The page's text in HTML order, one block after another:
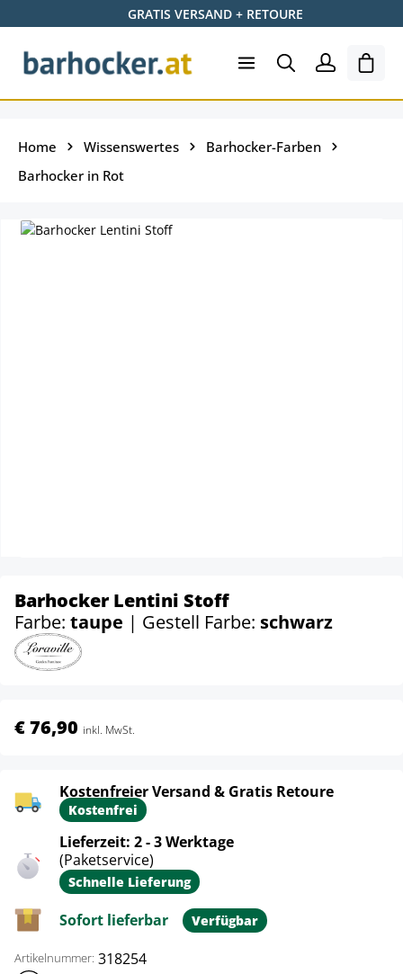
Zum Hauptinhalt springenGRATIS VERSAND + RETOURE
Home Wissenswertes
Barhocker-Farben
Barhocker in Rot
Barhocker Lentini Stoff
Farbe: taupe | Gestell Farbe: schwarz
€ 76,90 inkl. MwSt.
Kostenfreier Versand & Gratis Retoure
Kostenfrei
Lieferzeit: 2 - 3 Werktage
(Paketservice)
Schnelle Lieferung
Sofort lieferbar Verfügbar
Artikelnummer: 318254